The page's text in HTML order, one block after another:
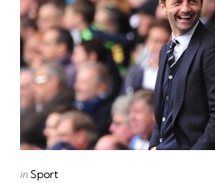
Posted
inSport